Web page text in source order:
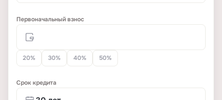
Первоначальный взнос
20% 30% 40% 50%
Срок кредита